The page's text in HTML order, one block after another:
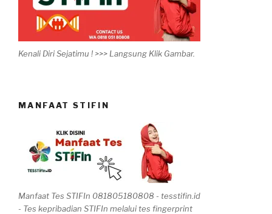
Kenali Diri Sejatimu ! >>> Langsung Klik Gambar.
MANFAAT STIFIN
Manfaat Tes STIFIn 081805180808 - tesstifin.id
- Tes kepribadian STIFIn melalui tes fingerprint